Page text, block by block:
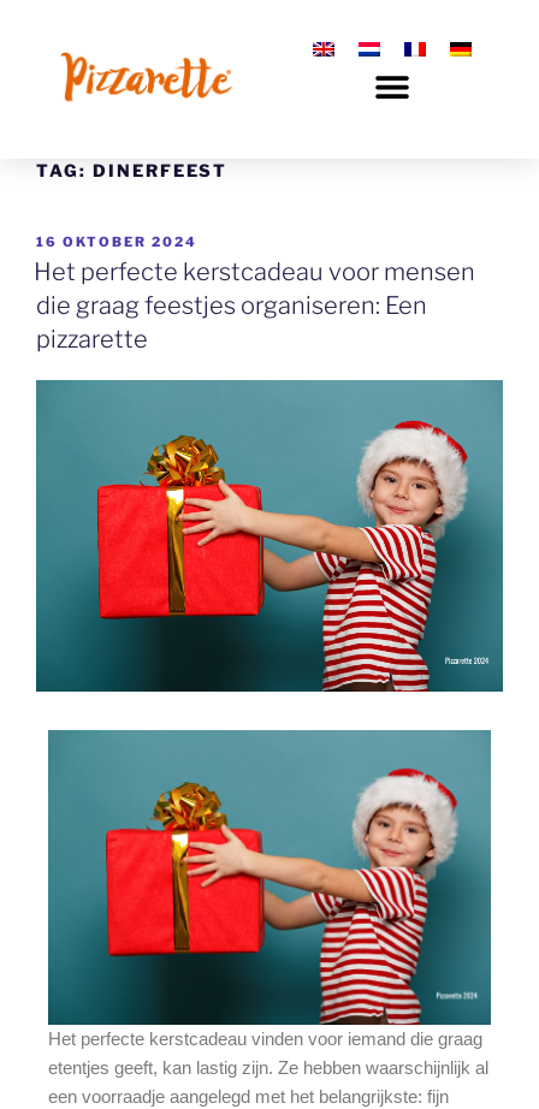
TAG: DINERFEEST
16 OKTOBER 2024
Het perfecte kerstcadeau voor mensen
die graag feestjes organiseren: Een
pizzarette
Het perfecte kerstcadeau vinden voor iemand die graag
etentjes geeft, kan lastig zijn. Ze hebben waarschijnlijk al
een voorraadje aangelegd met het belangrijkste: fijn